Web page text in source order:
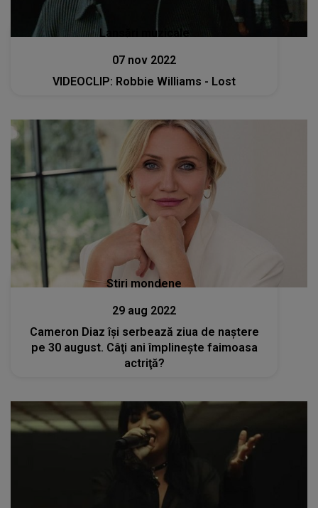
Lansări muzicale
07 nov 2022
VIDEOCLIP: Robbie Williams - Lost
Stiri mondene
29 aug 2022
Cameron Diaz îşi serbează ziua de naştere
pe 30 august. Câţi ani împlineşte faimoasa
actriţă?